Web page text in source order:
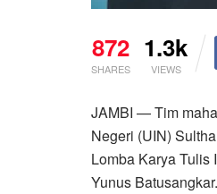
872
SHARES
1.3k
VIEWS
JAMBI — Tim
Negeri (UIN)
Lomba Karya Tulis
Yunus Batusangkar.